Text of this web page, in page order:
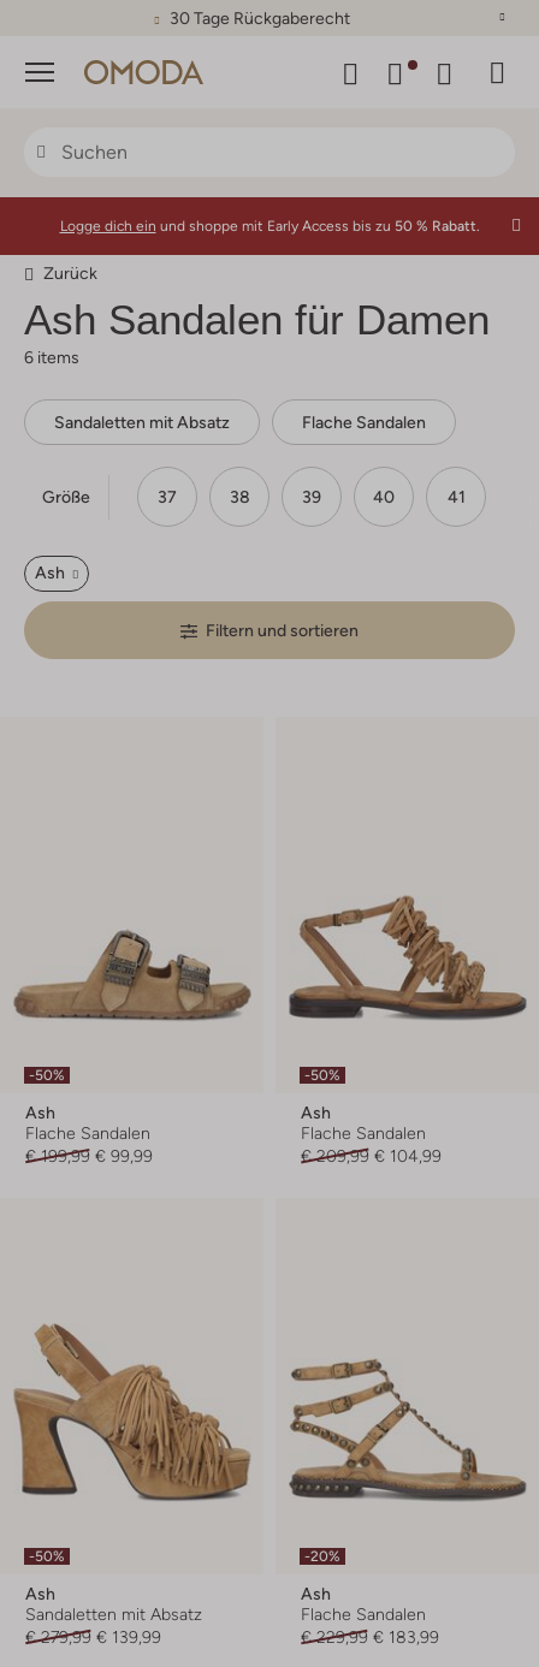
30 Tage Rückgaberecht
Menü
Logge dich ein und shoppe mit Early Access bis zu 50 % Rabatt.
Zurück
Ash Sandalen für Damen
6 items
Sandaletten mit Absatz Flache Sandalen
Größe 37 38 39 40 41
Ash
Filtern und sortieren
-50%
Ash
Flache Sandalen
€ 199,99 € 99,99
-50%
Ash
Flache Sandalen
€ 209,99 € 104,99
-50%
Ash
Sandaletten mit Absatz
€ 279,99 € 139,99
-20%
Ash
Flache Sandalen
€ 229,99 € 183,99